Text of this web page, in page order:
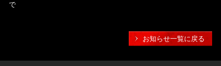
で
お知らせ一覧に戻る